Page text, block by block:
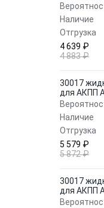
Наличие
Отгрузка
4 639 ₽
4 883 ₽
30017
для АКПП
Наличие
Отгрузка
5 579 ₽
5 872 ₽
30017
для АКПП